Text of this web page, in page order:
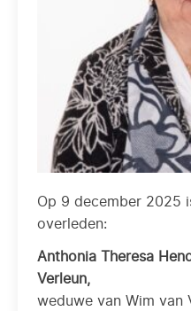
Op 9 december 2025
overleden:
Anthonia Theresa
Verleun,
weduwe van Wim van